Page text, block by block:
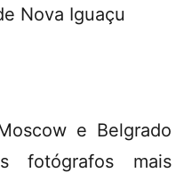
Nova Iguaçu
e Belgrado
mais